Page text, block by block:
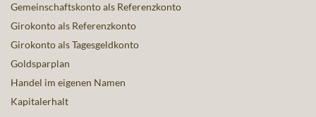
Gemeinschaftskonto als Referenzkonto
Girokonto als Referenzkonto
Girokonto als Tagesgeldkonto
Goldsparplan
Handel im eigenen Namen
Kapitalerhalt